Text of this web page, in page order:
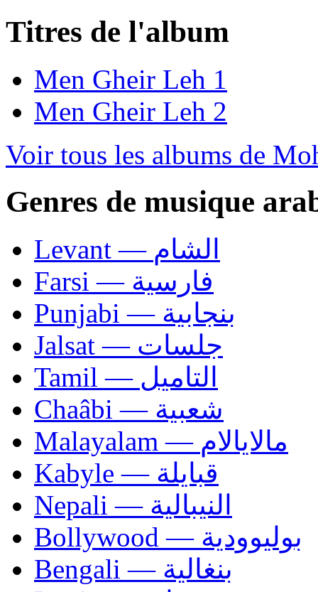
Titres de l'album
Men Gheir Leh 1
Men Gheir Leh 2
Voir tous les albums de
Genres de musique
Levant — الشام
Farsi — فارسية
Punjabi — بنجابية
Jalsat — جلسات
Tamil — التاميل
Chaâbi — شعبية
Malayalam — مالايالام
Kabyle — قبايلة
Nepali — النيبالية
Bollywood — بوليوودية
Bengali — بنغالية